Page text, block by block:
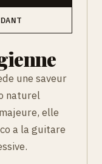
une saveur
naturel
elle
a la guitare